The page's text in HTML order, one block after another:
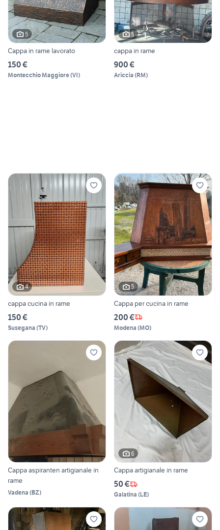
5
Cappa in rame lavorato
150 €
Montecchio Maggiore(VI)
5
cappa in rame
900 €
Ariccia (RM)
4
cappa cucina in rame
150 €
Susegana (TV)
5
Cappa per cucina in rame
200 €
Modena (MO)
Cappa aspiranten artigianale in
rame
Vadena (BZ)
6
Cappa artigianale in rame
50 €
Galatina (LE)